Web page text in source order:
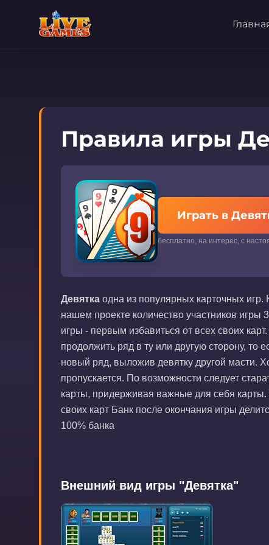
Правила игры
Играть в
бесплатно, на интерес, с
Девятка одна из популярных карточных игр.
нашем проекте количество участников
игры - первым избавиться от всех своих
продолжить ряд в ту или другую сторону, то
новый ряд, выложив девятку другой масти.
пропускается. По возможности следует
карты, придерживая важные для себя карты.
своих карт Банк после окончания игры
100% банка
Внешний вид игры "Девятка"